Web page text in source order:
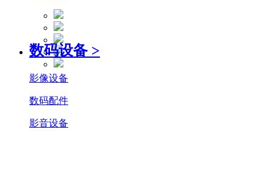
数码设备 >
影像设备
数码配件
影音设备